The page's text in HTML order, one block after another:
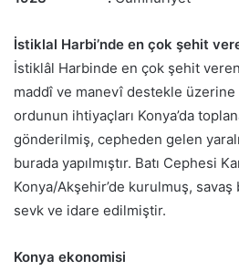
İstiklal Harbi’nde en çok şehit
İstiklâl Harbinde en çok şehit veren
maddî ve manevî destekle üzerine
ordunun ihtiyaçları Konya’da
gönderilmiş, cepheden gelen
burada yapılmıştır. Batı Cephesi
Konya/Akşehir’de kurulmuş,
sevk ve idare edilmiştir.
Konya ekonomisi